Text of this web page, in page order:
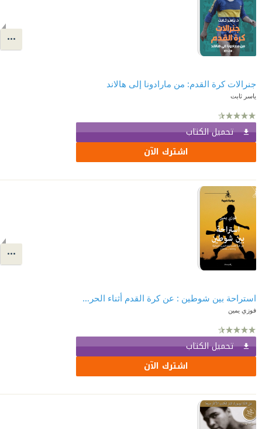
جنرالات كرة القدم: من مارادونا إلى هالاند
ياسر ثابت
تحميل الكتاب
اشترك الآن
استراحة بين شوطين : عن كرة القدم أثناء الحرب اللبنانية (1975 – 1990)
فوزي يمين
تحميل الكتاب
اشترك الآن